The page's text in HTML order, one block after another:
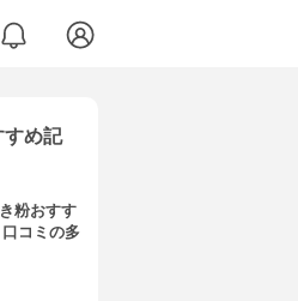
すめ記
粉おすす
コミの多